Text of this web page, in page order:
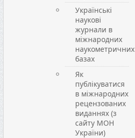
Українські
наукові
журнали в
міжнародних
наукометричних
базах
Як
публікуватися
в міжнародних
рецензованих
виданнях (з
сайту МОН
України)